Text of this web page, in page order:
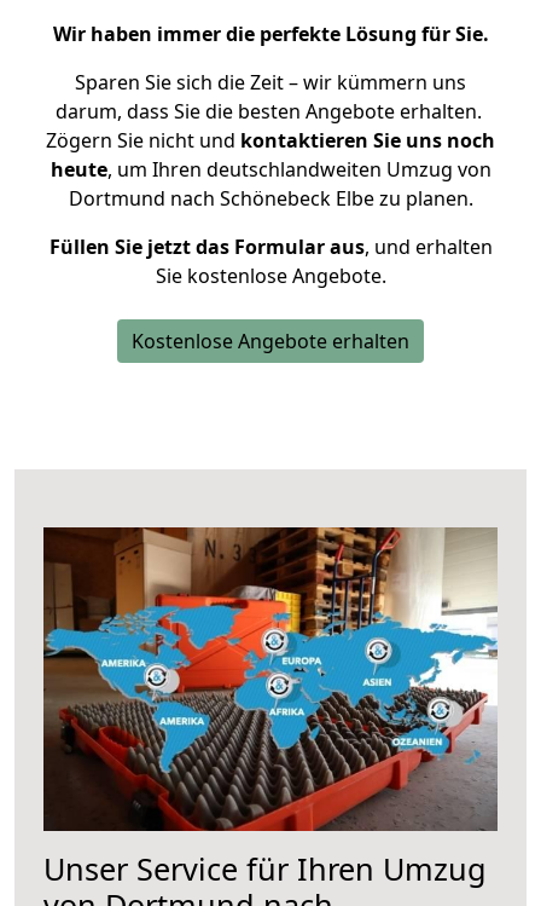
Wir haben immer die perfekte Lösung für Sie.
Sparen Sie sich die Zeit – wir kümmern uns
darum, dass Sie die besten Angebote erhalten.
Zögern Sie nicht und kontaktieren Sie uns noch
heute, um Ihren deutschlandweiten Umzug von
Dortmund nach Schönebeck Elbe zu planen.
Füllen Sie jetzt das Formular aus, und erhalten
Sie kostenlose Angebote.
Kostenlose Angebote erhalten
Unser Service für Ihren Umzug